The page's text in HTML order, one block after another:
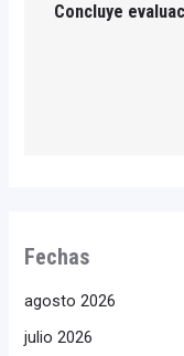
Concluye
Fechas
agosto 2026
julio 2026